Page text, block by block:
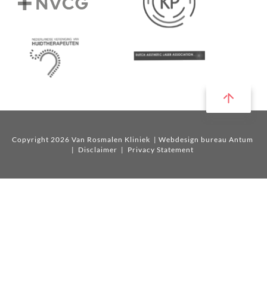
Copyright 2026 Van Rosmalen Kliniek | Webdesign bureau Antum
| Disclaimer | Privacy Statement